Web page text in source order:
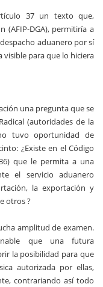
37 un texto que,
DGA), permitiría a
aduanero por sí
para que lo hiciera
una pregunta que se
(autoridades de la
tuvo oportunidad de
¿Existe en el Código
que le permita a una
el servicio aduanero
la exportación y
otros ?
amplitud de examen.
que una futura
la posibilidad para que
autorizada por ellas,
contrariando así todo